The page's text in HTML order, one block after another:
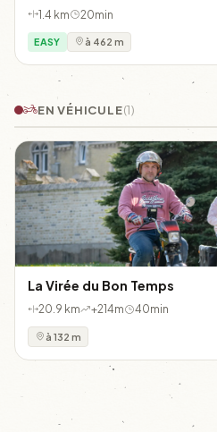
1.4 km 20min
EASY à 462 m
EN VÉHICULE(1)
La Virée du Bon Temps
20.9 km +214m 40min
à 132 m